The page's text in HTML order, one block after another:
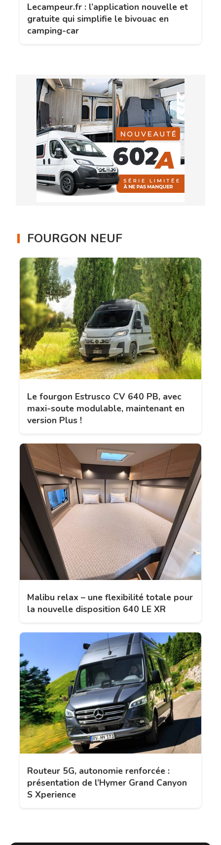
Lecampeur.fr : l’application nouvelle et
gratuite qui simplifie le bivouac en
camping-car
FOURGON NEUF
Le fourgon Estrusco CV 640 PB, avec
maxi-soute modulable, maintenant en
version Plus !
Malibu relax – une flexibilité totale pour
la nouvelle disposition 640 LE XR
Routeur 5G, autonomie renforcée :
présentation de l’Hymer Grand Canyon
S Xperience